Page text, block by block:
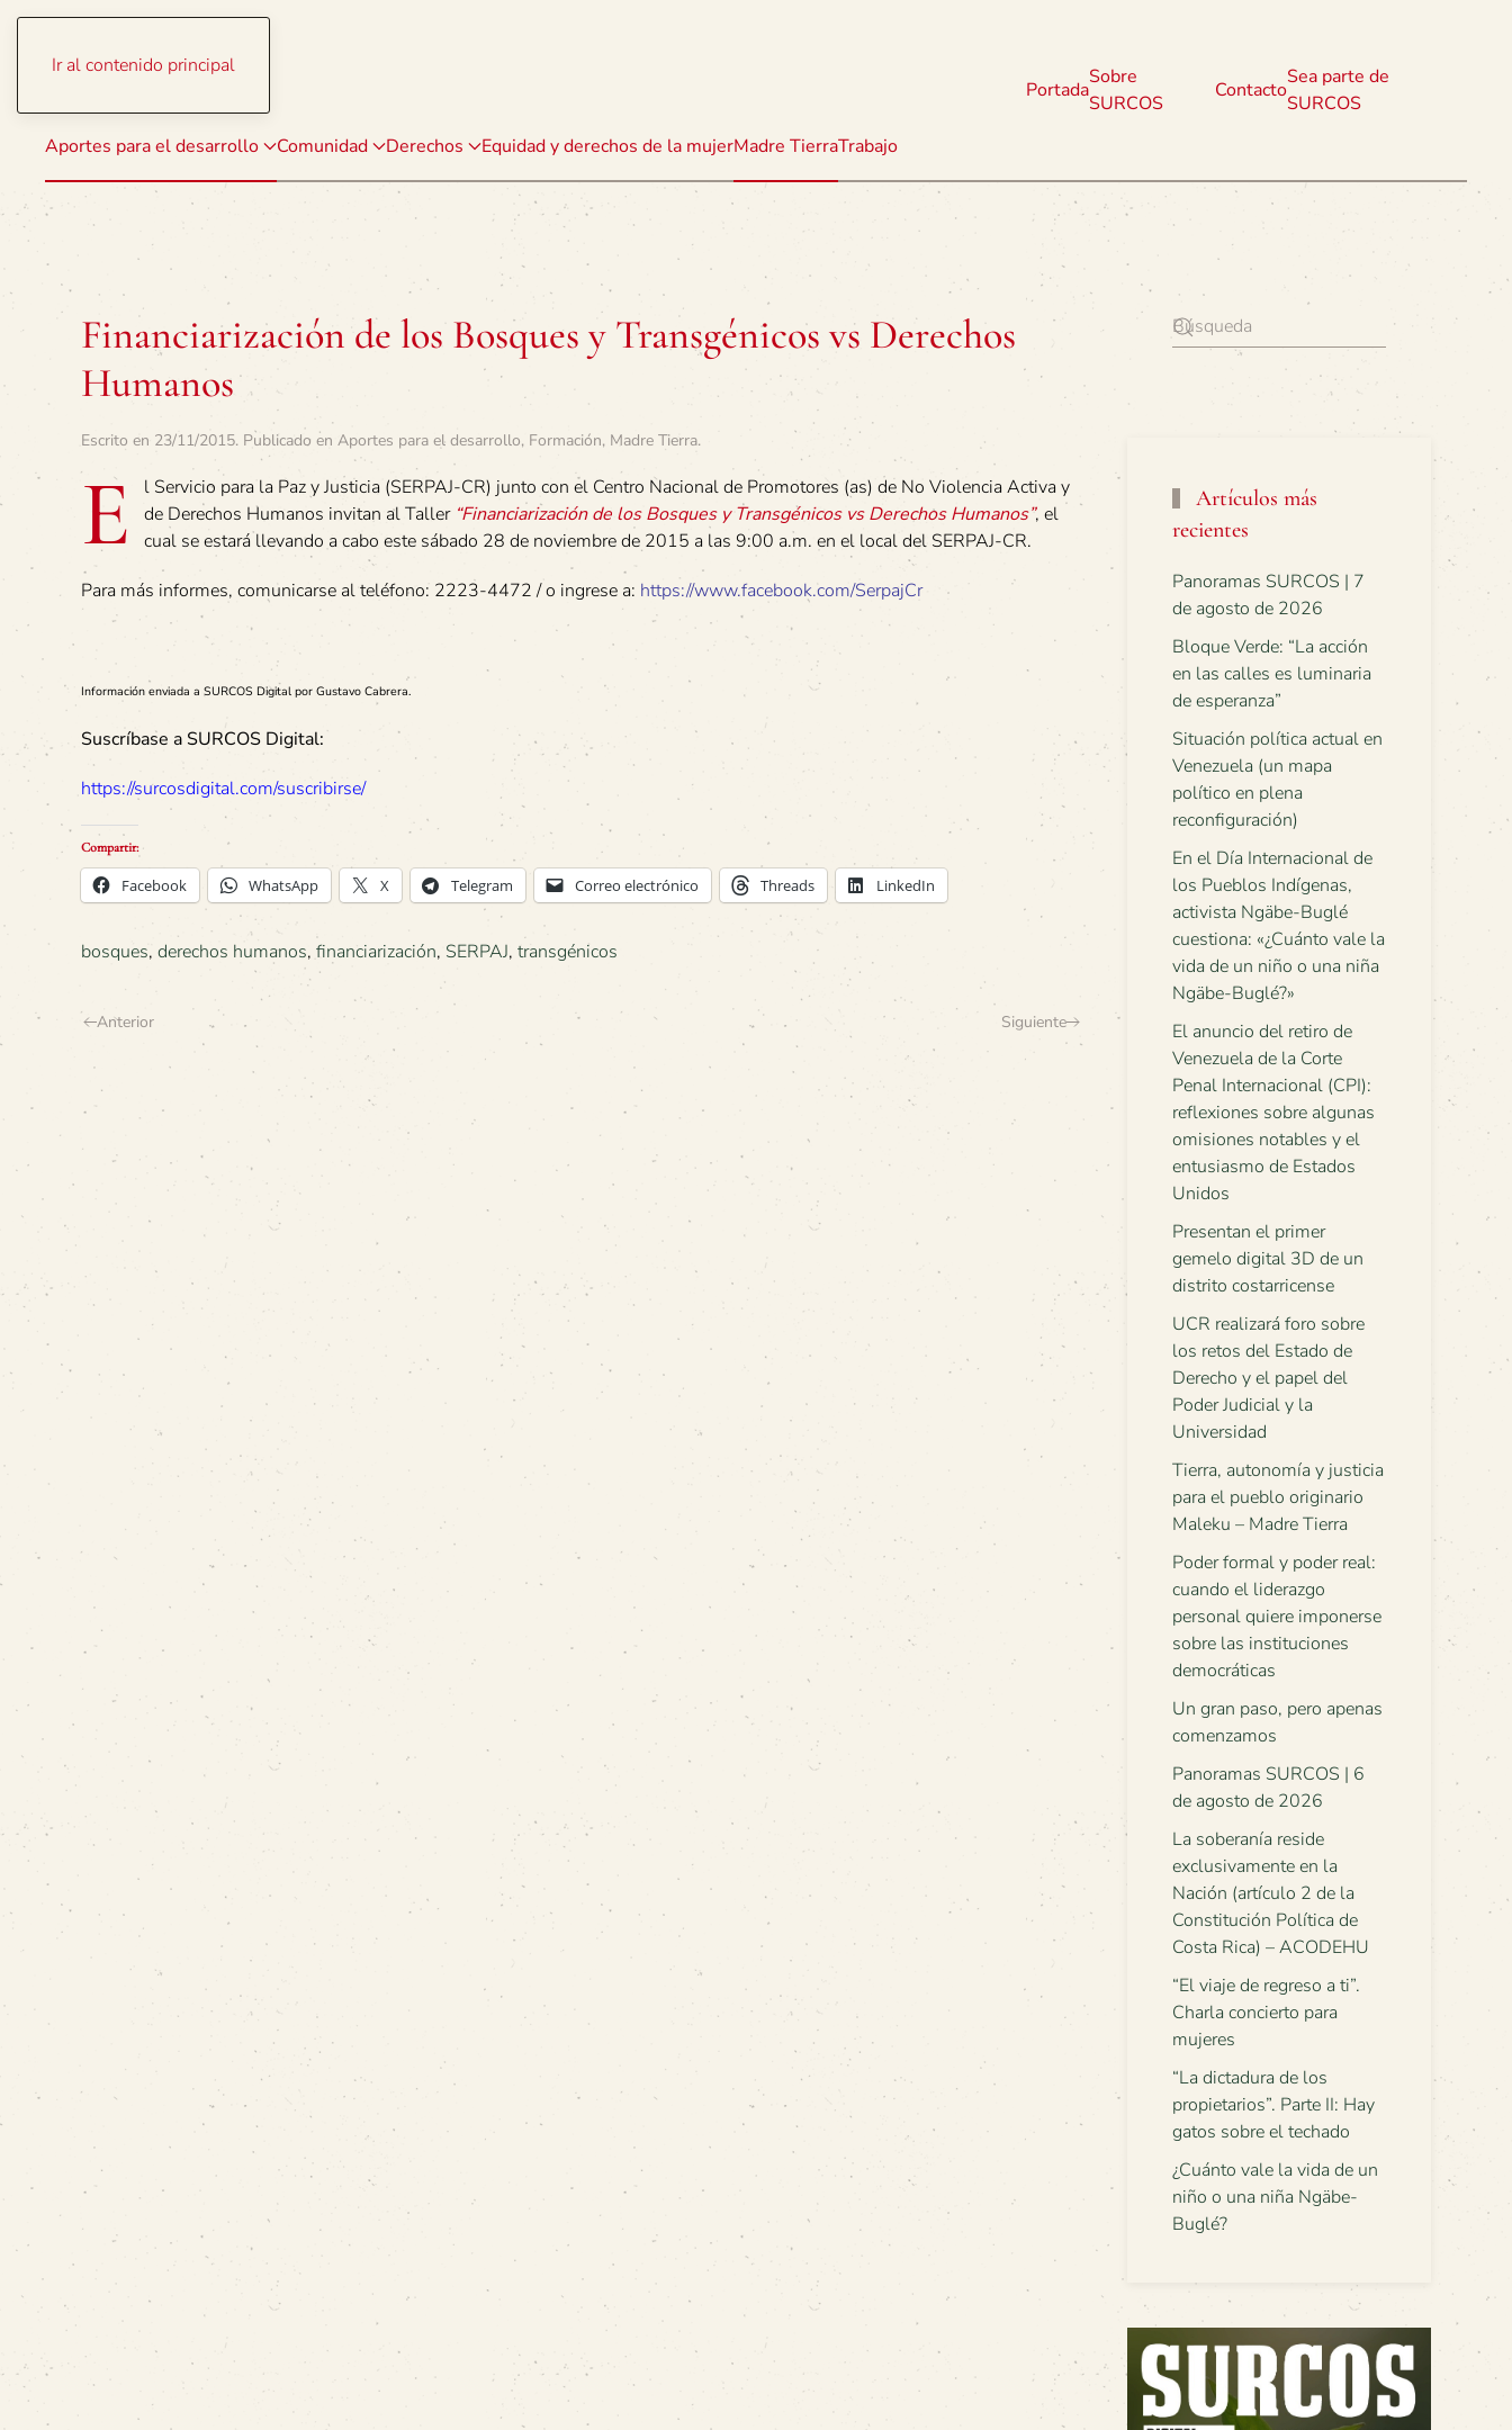
Ir al contenido principal
Aportes para el desarrollo Comunidad Derechos Equidad y derechos de la mujerMadre TierraTrabajo
Portada
Sobre
SURCOS
Contacto
Sea parte de
SURCOS
Financiarización de los Bosques y Transgénicos vs Derechos
Humanos
Escrito en 23/11/2015. Publicado en Aportes para el desarrollo, Formación, Madre Tierra.
E
l Servicio para la Paz y Justicia (SERPAJ-CR) junto con el Centro Nacional de Promotores (as) de No Violencia Activa y
de Derechos Humanos invitan al Taller “Financiarización de los Bosques y Transgénicos vs Derechos Humanos”, el
cual se estará llevando a cabo este sábado 28 de noviembre de 2015 a las 9:00 a.m. en el local del SERPAJ-CR.
Para más informes, comunicarse al teléfono: 2223-4472 / o ingrese a: https://www.facebook.com/SerpajCr
Información enviada a SURCOS Digital por Gustavo Cabrera.
Suscríbase a SURCOS Digital:
https://surcosdigital.com/suscribirse/
Compartir:
Facebook WhatsApp X Telegram Correo electrónico Threads LinkedIn
bosques, derechos humanos, financiarización, SERPAJ, transgénicos
Anterior Siguiente
Artículos más
recientes
Panoramas SURCOS | 7
de agosto de 2026
Bloque Verde: “La acción
en las calles es luminaria
de esperanza”
Situación política actual en
Venezuela (un mapa
político en plena
reconfiguración)
En el Día Internacional de
los Pueblos Indígenas,
activista Ngäbe-Buglé
cuestiona: «¿Cuánto vale la
vida de un niño o una niña
Ngäbe-Buglé?»
El anuncio del retiro de
Venezuela de la Corte
Penal Internacional (CPI):
reflexiones sobre algunas
omisiones notables y el
entusiasmo de Estados
Unidos
Presentan el primer
gemelo digital 3D de un
distrito costarricense
UCR realizará foro sobre
los retos del Estado de
Derecho y el papel del
Poder Judicial y la
Universidad
Tierra, autonomía y justicia
para el pueblo originario
Maleku – Madre Tierra
Poder formal y poder real:
cuando el liderazgo
personal quiere imponerse
sobre las instituciones
democráticas
Un gran paso, pero apenas
comenzamos
Panoramas SURCOS | 6
de agosto de 2026
La soberanía reside
exclusivamente en la
Nación (artículo 2 de la
Constitución Política de
Costa Rica) – ACODEHU
“El viaje de regreso a ti”.
Charla concierto para
mujeres
“La dictadura de los
propietarios”. Parte II: Hay
gatos sobre el techado
¿Cuánto vale la vida de un
niño o una niña Ngäbe-
Buglé?